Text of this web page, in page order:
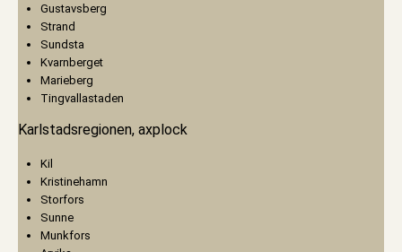
Gustavsberg
Strand
Sundsta
Kvarnberget
Marieberg
Tingvallastaden
Karlstadsregionen, axplock
Kil
Kristinehamn
Storfors
Sunne
Munkfors